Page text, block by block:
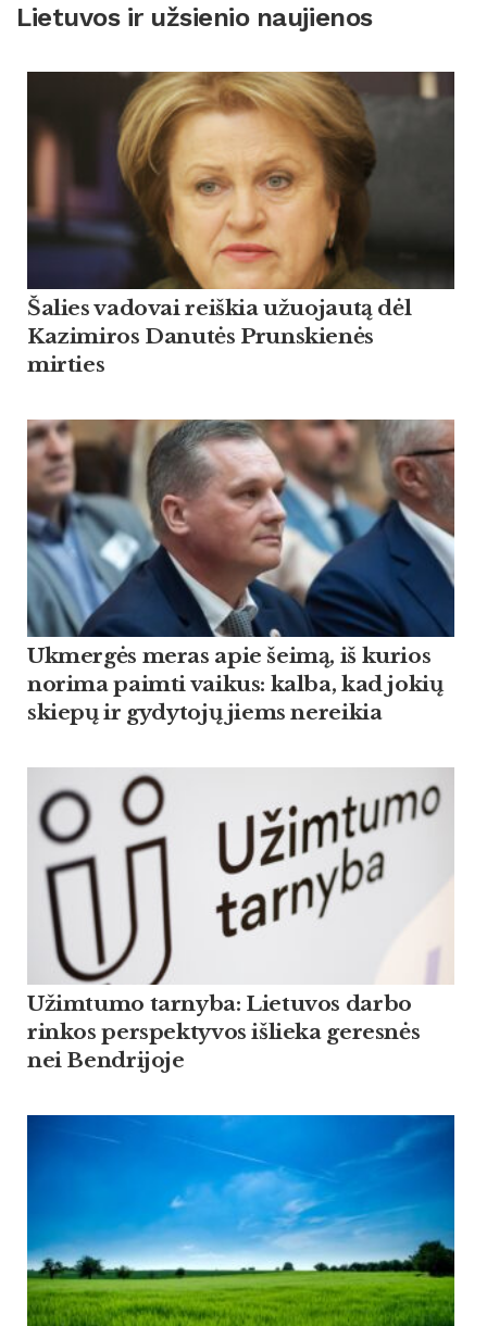
Lietuvos ir užsienio naujienos
Šalies vadovai reiškia užuojautą dėl
Kazimiros Danutės Prunskienės
mirties
Ukmergės meras apie šeimą, iš kurios
norima paimti vaikus: kalba, kad jokių
skiepų ir gydytojų jiems nereikia
Užimtumo tarnyba: Lietuvos darbo
rinkos perspektyvos išlieka geresnės
nei Bendrijoje